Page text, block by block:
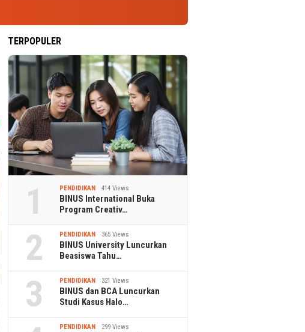
TERPOPULER
1 PENDIDIKAN 414 Views
BINUS International Buka
Program Creativ…
2 PENDIDIKAN 365 Views
BINUS University Luncurkan
Beasiswa Tahu…
3 PENDIDIKAN 321 Views
BINUS dan BCA Luncurkan
Studi Kasus Halo…
PENDIDIKAN 299 Views